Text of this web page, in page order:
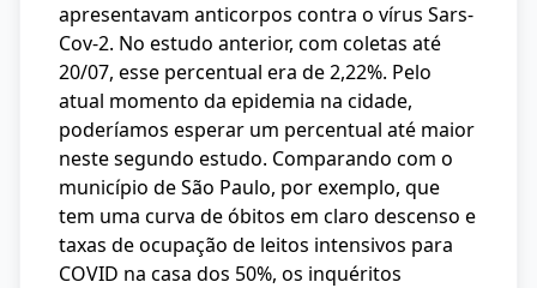
apresentavam anticorpos contra o vírus Sars-
Cov-2. No estudo anterior, com coletas até
20/07, esse percentual era de 2,22%. Pelo
atual momento da epidemia na cidade,
poderíamos esperar um percentual até maior
neste segundo estudo. Comparando com o
município de São Paulo, por exemplo, que
tem uma curva de óbitos em claro descenso e
taxas de ocupação de leitos intensivos para
COVID na casa dos 50%, os inquéritos